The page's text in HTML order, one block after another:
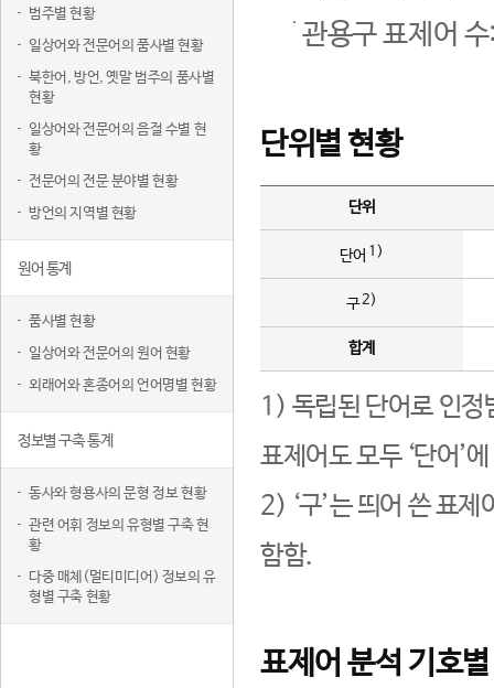
범주별 현황
일상어와 전문어의 품사별 현황
북한어, 방언, 옛말 범주의 품사별
현황
일상어와 전문어의 음절 수별 현
황
전문어의 전문 분야별 현황
방언의 지역별 현황
원어 통계
품사별 현황
일상어와 전문어의 원어 현황
외래어와 혼종어의 언어명별 현황
정보별 구축 통계
동사와 형용사의 문형 정보 현황
관련 어휘 정보의 유형별 구축 현
황
다중 매체(멀티미디어) 정보의 유
형별 구축 현황
관용구 표제어
단위별 현황
단위
단어 1)
구2)
합계
1) 독립된 단어로 인정
표제어도 모두 ‘단어’
2) ‘구’는 띄어 쓴 표
함함.
표제어 분석 기호